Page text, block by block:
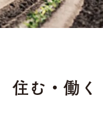
住む・働く